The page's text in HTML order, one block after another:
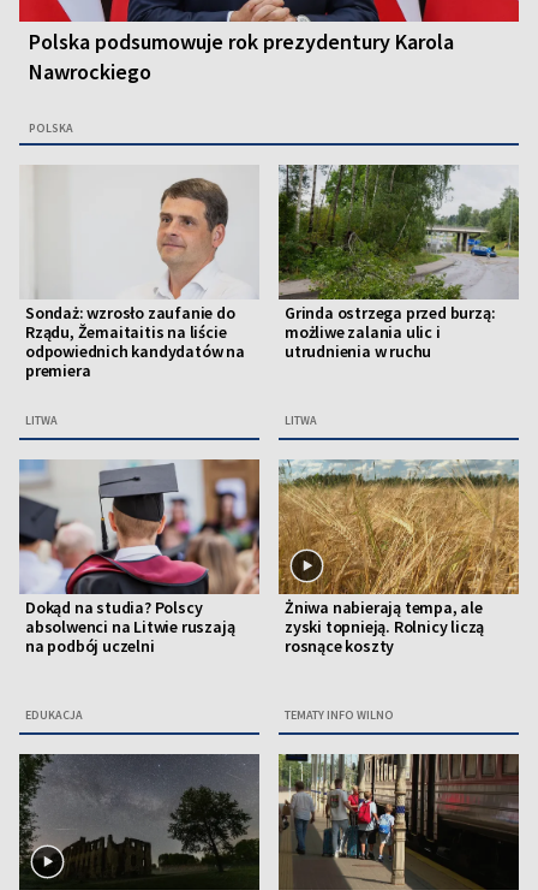
Polska podsumowuje rok prezydentury Karola
Nawrockiego
POLSKA
Sondaż: wzrosło zaufanie do
Rządu, Žemaitaitis na liście
odpowiednich kandydatów na
premiera
LITWA
Grinda ostrzega przed burzą:
możliwe zalania ulic i
utrudnienia w ruchu
LITWA
Dokąd na studia? Polscy
absolwenci na Litwie ruszają
na podbój uczelni
EDUKACJA
Żniwa nabierają tempa, ale
zyski topnieją. Rolnicy liczą
rosnące koszty
TEMATY INFO WILNO